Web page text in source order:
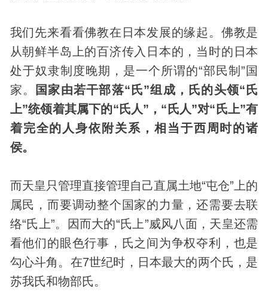
我们先来看看佛教在日本发展的缘起。佛教是
从朝鲜半岛上的百济传入日本的，当时的日本
处于奴隶制度晚期，是一个所谓的“部民制”国
家。
国家由若干部落“氏”组成，氏的头领“氏
上”统领着其属下的“氏人”，“氏人”对“氏上”有
着完全的人身依附关系，相当于西周时的诸
侯。
而天皇只管理直接管理自己直属土地“屯仓”上的
属民，而要调动整个国家的力量，还需要去联
络“氏上”。因而大的“氏上”威风八面，天皇还需
看他们的眼色行事，氏之间为争权夺利，也是
勾心斗角。在7世纪时，日本最大的两个氏，是
苏我氏和物部氏。